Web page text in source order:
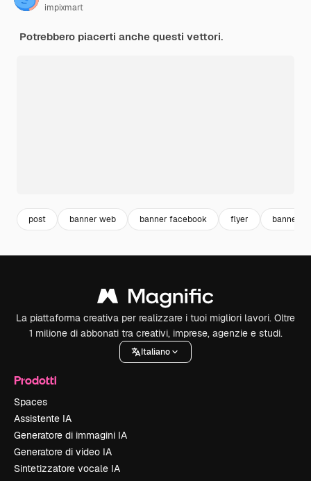
impixmart
Potrebbero piacerti anche questi vettori.
post banner web banner facebook flyer banner
La piattaforma creativa per realizzare i tuoi migliori lavori. Oltre
1 milione di abbonati tra creativi, imprese, agenzie e studi.
Italiano
Prodotti
Spaces
Assistente IA
Generatore di immagini IA
Generatore di video IA
Sintetizzatore vocale IA